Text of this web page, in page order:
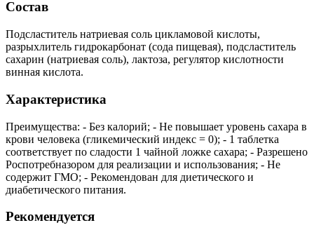
Состав
Подсластитель натриевая соль цикламовой кислоты,
разрыхлитель гидрокарбонат (сода пищевая), подсластитель
сахарин (натриевая соль), лактоза, регулятор кислотности
винная кислота.
Характеристика
Преимущества: - Без калорий; - Не повышает уровень сахара в
крови человека (гликемический индекс = 0); - 1 таблетка
соответствует по сладости 1 чайной ложке сахара; - Разрешено
Роспотребназором для реализации и использования; - Не
содержит ГМО; - Рекомендован для диетического и
диабетического питания.
Рекомендуется